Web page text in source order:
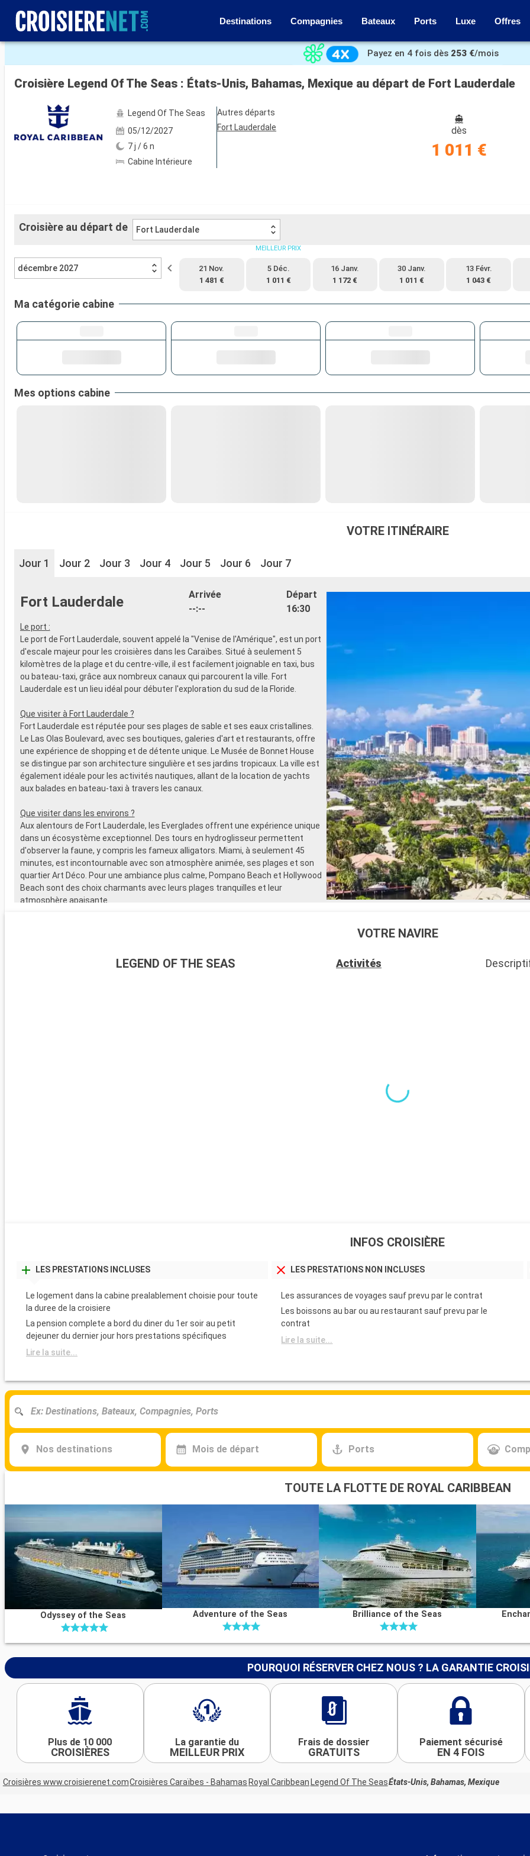
Destinations Compagnies Bateaux Ports Luxe Offres
Voir les 103 autres photos
Payez en 4 fois dès 253 €/mois
Croisière Legend Of The Seas : États-Unis, Bahamas, Mexique au départ de Fort Lauderdale
Legend Of The Seas
05/12/2027
7 j / 6 n
Cabine Intérieure
Autres départs
Fort Lauderdale
dès
1 011 €
Croisière au départ de Fort Lauderdale
décembre 2027
21 Nov.
1 481 €
MEILLEUR PRIX
5 Déc.
1 011 €
16 Janv.
1 172 €
30 Janv.
1 011 €
13 Févr.
1 043 €
Ma catégorie cabine
Mes options cabine
VOTRE ITINÉRAIRE
Jour 1 Jour 2 Jour 3 Jour 4 Jour 5 Jour 6 Jour 7
Fort Lauderdale
Arrivée
--:--
Départ
16:30
Le port :
Le port de Fort Lauderdale, souvent appelé la "Venise de l'Amérique", est un port
d'escale majeur pour les croisières dans les Caraïbes. Situé à seulement 5
kilomètres de la plage et du centre-ville, il est facilement joignable en taxi, bus
ou bateau-taxi, grâce aux nombreux canaux qui parcourent la ville. Fort
Lauderdale est un lieu idéal pour débuter l'exploration du sud de la Floride.
Que visiter à Fort Lauderdale ?
Fort Lauderdale est réputée pour ses plages de sable et ses eaux cristallines.
Le Las Olas Boulevard, avec ses boutiques, galeries d'art et restaurants, offre
une expérience de shopping et de détente unique. Le Musée de Bonnet House
se distingue par son architecture singulière et ses jardins tropicaux. La ville est
également idéale pour les activités nautiques, allant de la location de yachts
aux balades en bateau-taxi à travers les canaux.
Que visiter dans les environs ?
Aux alentours de Fort Lauderdale, les Everglades offrent une expérience unique
dans un écosystème exceptionnel. Des tours en hydroglisseur permettent
d'observer la faune, y compris les fameux alligators. Miami, à seulement 45
minutes, est incontournable avec son atmosphère animée, ses plages et son
quartier Art Déco. Pour une ambiance plus calme, Pompano Beach et Hollywood
Beach sont des choix charmants avec leurs plages tranquilles et leur
atmosphère apaisante.
VOTRE NAVIRE
LEGEND OF THE SEAS Activités
INFOS CROISIÈRE
LES PRESTATIONS INCLUSES
Le logement dans la cabine prealablement choisie pour toute
la duree de la croisiere
La pension complete a bord du diner du 1er soir au petit
dejeuner du dernier jour hors prestations spécifiques
Lire la suite...
LES PRESTATIONS NON INCLUSES
Les assurances de voyages sauf prevu par le contrat
Les boissons au bar ou au restaurant sauf prevu par le
contrat
Lire la suite...
Nos destinations Mois de départ Ports
TOUTE LA FLOTTE DE ROYAL CARIBBEAN
Odyssey of the Seas Adventure of the Seas Brilliance of the Seas
POURQUOI RÉSERVER CHEZ NOUS ? LA GARANTIE
Plus de 10 000
CROISIÈRES
La garantie du
MEILLEUR PRIX
Frais de dossier
GRATUITS
Paiement sécurisé
EN 4 FOIS
Croisières www.croisierenet.comCroisières Caraïbes - Bahamas Royal Caribbean Legend Of The SeasÉtats-Unis, Bahamas, Mexique